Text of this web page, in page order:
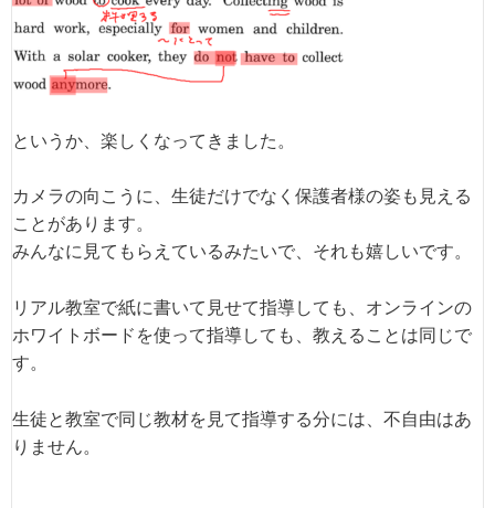
というか、楽しくなってきました。
カメラの向こうに、生徒だけでなく保護者様の姿も見える
ことがあります。
みんなに見てもらえているみたいで、それも嬉しいです。
リアル教室で紙に書いて見せて指導しても、オンラインの
ホワイトボードを使って指導しても、教えることは同じで
す。
生徒と教室で同じ教材を見て指導する分には、不自由はあ
りません。